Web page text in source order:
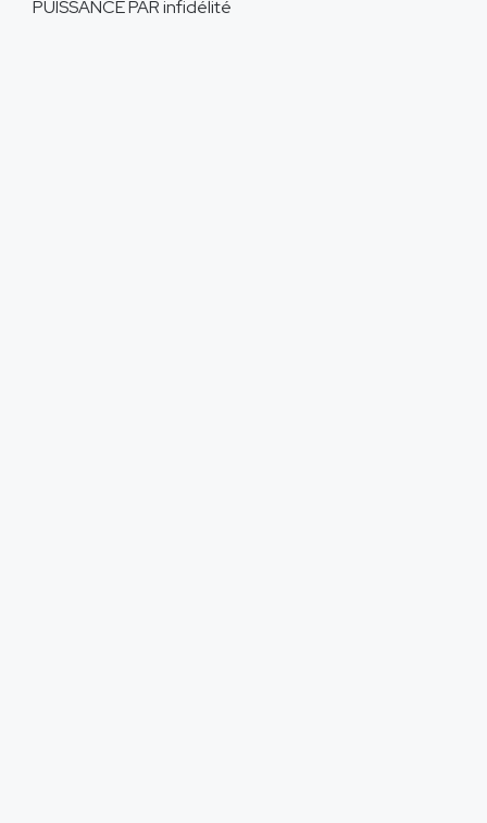
PUISSANCE PARinfidélité